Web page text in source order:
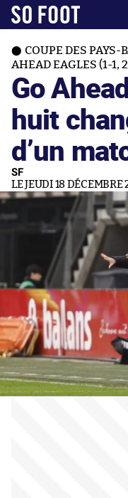
COUPE DES PAYS-
AHEAD EAGLES (1-1,
Go
huit
d’un
SF
LE JEUDI 18 DÉCEMBRE